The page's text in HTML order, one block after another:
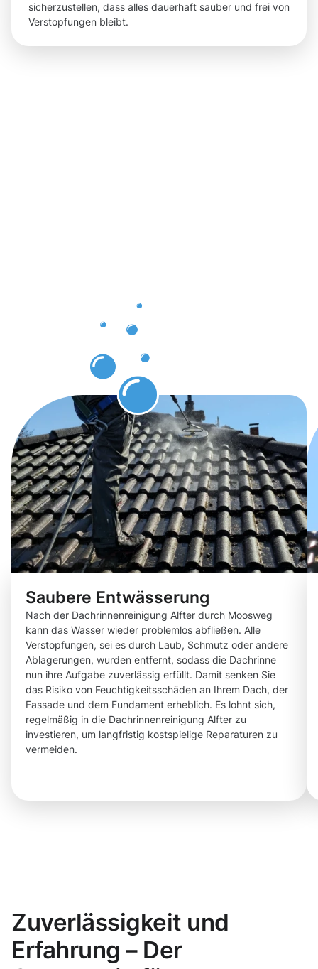
sicherzustellen, dass alles dauerhaft sauber und frei von
Verstopfungen bleibt.
Saubere Entwässerung
Nach der Dachrinnenreinigung Alfter durch Moosweg
kann das Wasser wieder problemlos abfließen. Alle
Verstopfungen, sei es durch Laub, Schmutz oder andere
Ablagerungen, wurden entfernt, sodass die Dachrinne
nun ihre Aufgabe zuverlässig erfüllt. Damit senken Sie
das Risiko von Feuchtigkeitsschäden an Ihrem Dach, der
Fassade und dem Fundament erheblich. Es lohnt sich,
regelmäßig in die Dachrinnenreinigung Alfter zu
investieren, um langfristig kostspielige Reparaturen zu
vermeiden.
Zuverlässigkeit und
Erfahrung – Der